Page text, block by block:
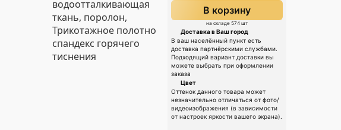
водоотталкивающая
ткань, поролон,
Трикотажное полотно
спандекс горячего
тиснения
В корзину
на складе 574 шт
Доставка в Ваш город
В ваш населённый пункт есть
доставка партнёрскими службами.
Подходящий вариант доставки вы
можете выбрать при оформлении
заказа
Цвет
Оттенок данного товара может
незначительно отличаться от фото/
видеоизображения (в зависимости
от настроек яркости вашего экрана).